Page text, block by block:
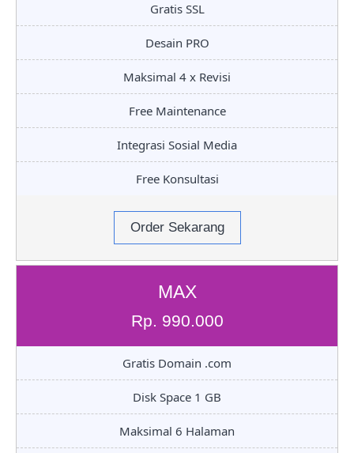
Gratis SSL
Desain PRO
Maksimal 4 x Revisi
Free Maintenance
Integrasi Sosial Media
Free Konsultasi
Order Sekarang
MAX
Rp. 990.000
Gratis Domain .com
Disk Space 1 GB
Maksimal 6 Halaman